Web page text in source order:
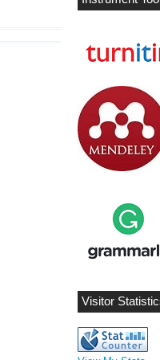
Visitor